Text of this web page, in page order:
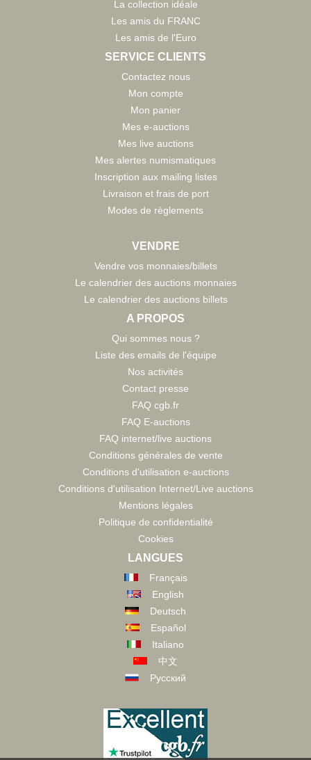
La collection idéale
Les amis du FRANC
Les amis de l'Euro
SERVICE CLIENTS
Contactez nous
Mon compte
Mon panier
Mes e-auctions
Mes live auctions
Mes alertes numismatiques
Inscription aux mailing listes
Livraison et frais de port
Modes de règlements
VENDRE
Vendre vos monnaies/billets
Le calendrier des auctions monnaies
Le calendrier des auctions billets
A PROPOS
Qui sommes nous ?
Liste des emails de l'équipe
Nos activités
Contact presse
FAQ cgb.fr
FAQ E-auctions
FAQ internet/live auctions
Conditions générales de vente
Conditions d'utilisation e-auctions
Conditions d'utilisation Internet/Live auctions
Mentions légales
Politique de confidentialité
Cookies
LANGUES
Français
English
Deutsch
Español
Italiano
中文
Русский